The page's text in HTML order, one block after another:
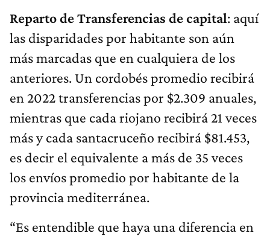
Reparto de Transferencias de capital: aquí
las disparidades por habitante son aún
más marcadas que en cualquiera de los
anteriores. Un cordobés promedio recibirá
en 2022 transferencias por $2.309 anuales,
mientras que cada riojano recibirá 21 veces
más y cada santacruceño recibirá $81.453,
es decir el equivalente a más de 35 veces
los envíos promedio por habitante de la
provincia mediterránea.
“Es entendible que haya una diferencia en